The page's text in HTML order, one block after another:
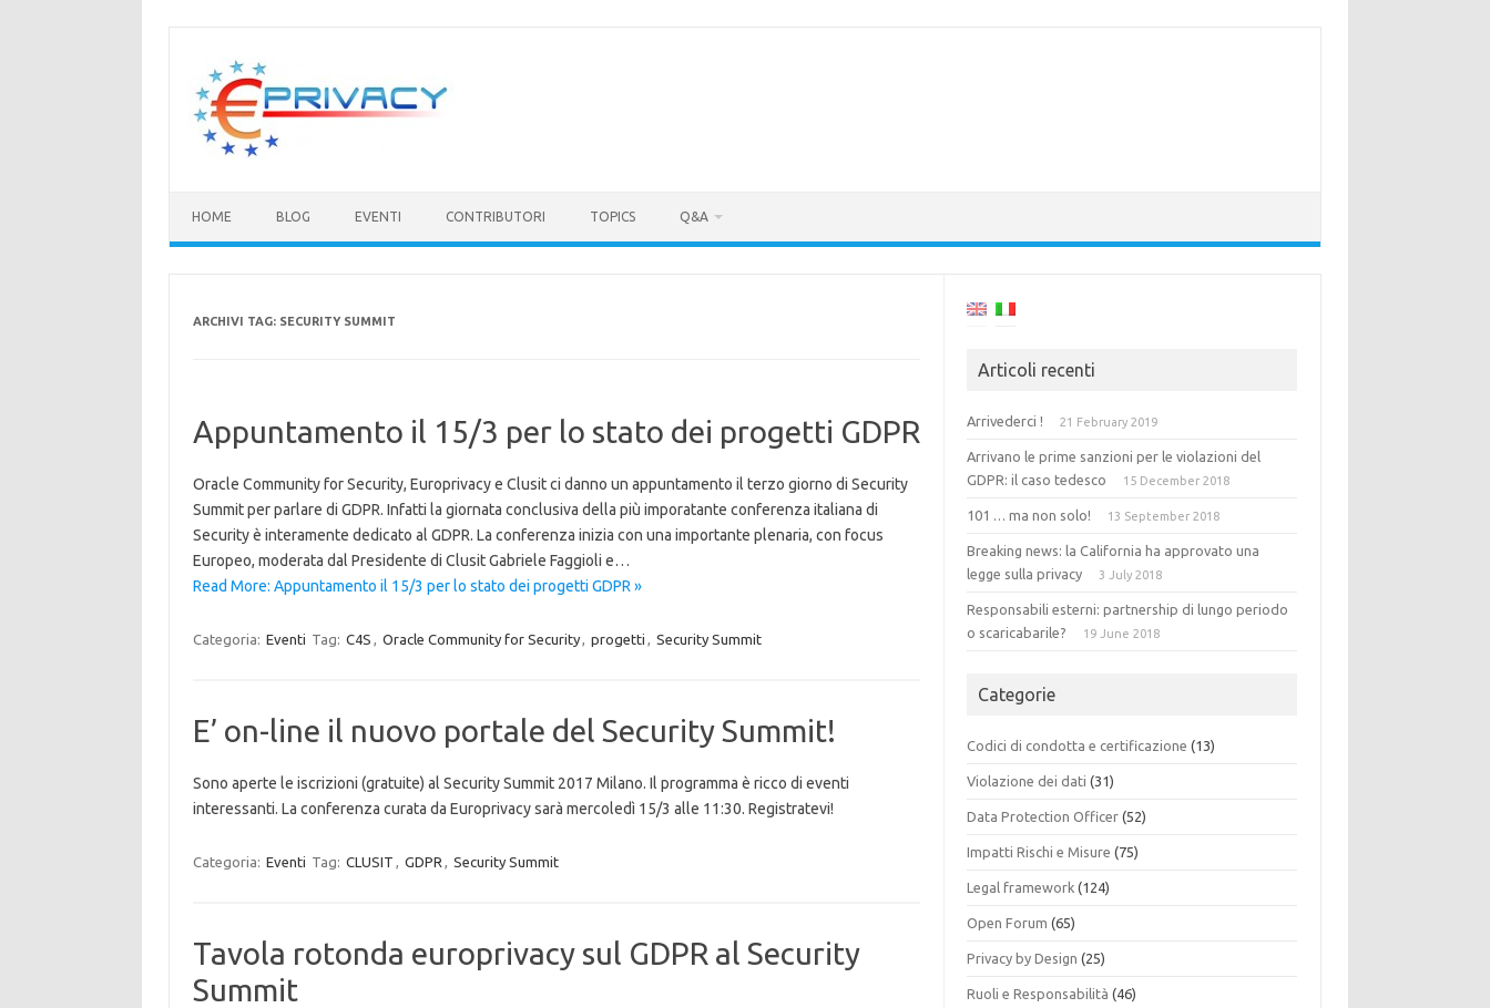
contenuto
HOME BLOG EVENTI CONTRIBUTORI TOPICS Q&A
ARCHIVI TAG: SECURITY SUMMIT
Appuntamento il 15/3 per lo stato dei progetti GDPR
Oracle Community for Security, Europrivacy e Clusit ci danno un appuntamento il terzo giorno di Security
Summit per parlare di GDPR. Infatti la giornata conclusiva della più imporatante conferenza italiana di
Security è interamente dedicato al GDPR. La conferenza inizia con una importante plenaria, con focus
Europeo, moderata dal Presidente di Clusit Gabriele Faggioli e…
Read More: Appuntamento il 15/3 per lo stato dei progetti GDPR »
Categoria: Eventi Tag: C4S , Oracle Community for Security, progetti , Security Summit
E’ on-line il nuovo portale del Security Summit!
Sono aperte le iscrizioni (gratuite) al Security Summit 2017 Milano. Il programma è ricco di eventi
interessanti. La conferenza curata da Europrivacy sarà mercoledì 15/3 alle 11:30. Registratevi!
Categoria: Eventi Tag: CLUSIT , GDPR , Security Summit
Tavola rotonda europrivacy sul GDPR al Security
Summit
Articoli recenti
Arrivederci ! 21 February 2019
Arrivano le prime sanzioni per le violazioni del
GDPR: il caso tedesco
15 December 2018
101 … ma non solo! 13 September 2018
Breaking news: la California ha approvato una
legge sulla privacy
3 July 2018
Responsabili esterni: partnership di lungo periodo
o scaricabarile?
19 June 2018
Categorie
Codici di condotta e certificazione (13)
Violazione dei dati (31)
Data Protection Officer (52)
Impatti Rischi e Misure (75)
Legal framework (124)
Open Forum (65)
Privacy by Design (25)
Ruoli e Responsabilità (46)